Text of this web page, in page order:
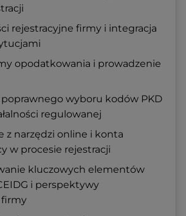
rejestracyjne firmy i integracja
opodatkowania i prowadzenie
wyboru kodów PKD
regulowanej
z narzędzi online i konta
w procesie rejestracji
kluczowych elementów
i perspektywy
firmy